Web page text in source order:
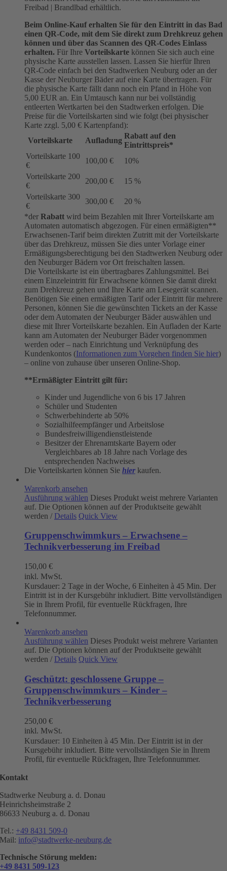
Freibad | Brandlbad erhältlich.
Beim Online-Kauf erhalten Sie für den Eintritt in das Bad
einen QR-Code, mit dem Sie direkt zum Drehkreuz gehen
können und über das Scannen des QR-Codes Einlass
erhalten. Für Ihre Vorteilskarte können Sie sich auch eine
physische Karte ausstellen lassen. Lassen Sie hierfür Ihren
QR-Code einfach bei den Stadtwerken Neuburg oder an der
Kasse der Neuburger Bäder auf eine Karte übertragen. Für
die physische Karte fällt dann noch ein Pfand in Höhe von
5,00 EUR an. Ein Umtausch kann nur bei vollständig
entleerten Wertkarten bei den Stadtwerken erfolgen. Die
Preise für die Vorteilskarten sind wie folgt (bei physischer
Karte zzgl. 5,00 € Kartenpfand):
Vorteilskarte
Aufladung
Rabatt auf den
Eintrittspreis*
Vorteilskarte 100
€
100,00 €
10%
Vorteilskarte 200
€
200,00 €
15 %
Vorteilskarte 300
€
300,00 €
20 %
*der Rabatt wird beim Bezahlen mit Ihrer Vorteilskarte am
Automaten automatisch abgezogen. Für einen ermäßigten**
Erwachsenen-Tarif beim direkten Zutritt mit der Vorteilskarte
über das Drehkreuz, müssen Sie dies unter Vorlage einer
Ermäßigungsberechtigung bei den Stadtwerken Neuburg oder
den Neuburger Bädern vor Ort freischalten lassen.
Die Vorteilskarte ist ein übertragbares Zahlungsmittel. Bei
einem Einzeleintritt für Erwachsene können Sie damit direkt
zum Drehkreuz gehen und Ihre Karte am Lesegerät scannen.
Benötigen Sie einen ermäßigten Tarif oder Eintritt für mehrere
Personen, können Sie die gewünschten Tickets an der Kasse
oder dem Automaten der Neuburger Bäder auswählen und
diese mit Ihrer Vorteilskarte bezahlen. Ein Aufladen der Karte
kann am Automaten der Neuburger Bäder vorgenommen
werden oder – nach Einrichtung und Verknüpfung des
Kundenkontos (Informationen zum Vorgehen finden Sie hier)
– online von zuhause über unseren Online-Shop.
**Ermäßigter Eintritt gilt für:
Kinder und Jugendliche von 6 bis 17 Jahren
Schüler und Studenten
Schwerbehinderte ab 50%
Sozialhilfeempfänger und Arbeitslose
Bundesfreiwilligendienstleistende
Besitzer der Ehrenamtskarte Bayern oder
Vergleichbares ab 18 Jahre nach Vorlage des
entsprechenden Nachweises
Die Vorteilskarten können Sie hier kaufen.
Warenkorb ansehen
Ausführung wählen Dieses Produkt weist mehrere Varianten
auf. Die Optionen können auf der Produktseite gewählt
werden / Details Quick View
Gruppenschwimmkurs – Erwachsene –
Technikverbesserung im Freibad
150,00 €
inkl. MwSt.
Kursdauer: 2 Tage in der Woche, 6 Einheiten à 45 Min. Der
Eintritt ist in der Kursgebühr inkludiert. Bitte vervollständigen
Sie in Ihrem Profil, für eventuelle Rückfragen, Ihre
Telefonnummer.
Warenkorb ansehen
Ausführung wählen Dieses Produkt weist mehrere Varianten
auf. Die Optionen können auf der Produktseite gewählt
werden / Details Quick View
Geschützt: geschlossene Gruppe –
Gruppenschwimmkurs – Kinder –
Technikverbesserung
250,00 €
inkl. MwSt.
Kursdauer: 10 Einheiten à 45 Min. Der Eintritt ist in der
Kursgebühr inkludiert. Bitte vervollständigen Sie in Ihrem
Profil, für eventuelle Rückfragen, Ihre Telefonnummer.
Kontakt
Stadtwerke Neuburg a. d. Donau
Heinrichsheimstraße 2
86633 Neuburg a. d. Donau
Tel.: +49 8431 509-0
Mail: info@stadtwerke-neuburg.de
Technische Störung melden:
+49 8431 509-123